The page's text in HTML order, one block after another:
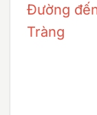
Đường
Tràng